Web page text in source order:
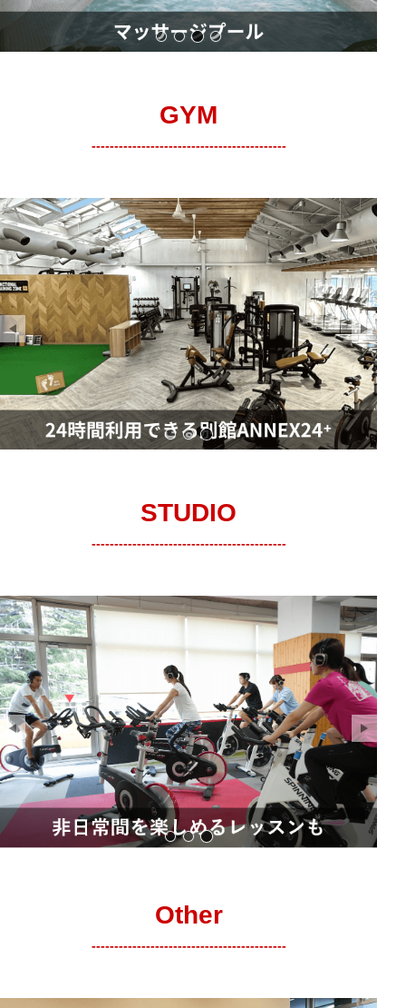
東村山フィットネスジムのプールエ
サウナマッサージプール
屋外ジャグジー
GYM
-------------------------------------------
ロンド東村山フリーウエイトジム
ロンド東村山マシンジムエリア
東村山ANNEX24時間ジム
STUDIO
-------------------------------------------
サンプル画像1
サンプル画像2
Other
-------------------------------------------